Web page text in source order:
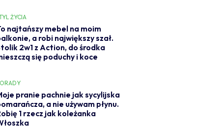
ŻYCIA
najtańszy mebel na moim
a robi największy szał.
2w1 z Action, do środka
się poduchy i koce
pranie pachnie jak sycylijska
a nie używam płynu.
1 rzecz jak koleżanka